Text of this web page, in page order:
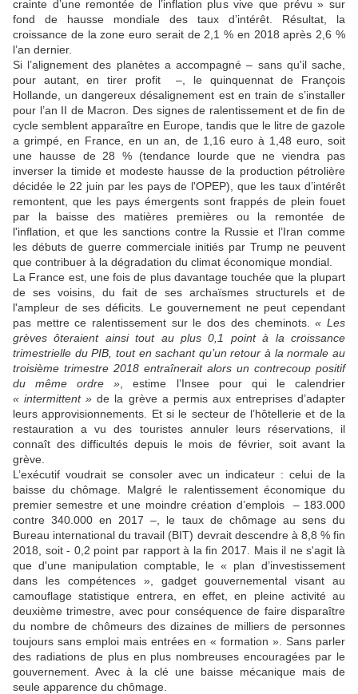
crainte d’une remontée de l’inflation plus vive que prévu » sur
fond de hausse mondiale des taux d’intérêt. Résultat, la
croissance de la zone euro serait de 2,1 % en 2018 après 2,6 %
l’an dernier.
Si l’alignement des planètes a accompagné – sans qu'il sache,
pour autant, en tirer profit –, le quinquennat de François
Hollande, un dangereux désalignement est en train de s’installer
pour l’an II de Macron. Des signes de ralentissement et de fin de
cycle semblent apparaître en Europe, tandis que le litre de gazole
a grimpé, en France, en un an, de 1,16 euro à 1,48 euro, soit
une hausse de 28 % (tendance lourde que ne viendra pas
inverser la timide et modeste hausse de la production pétrolière
décidée le 22 juin par les pays de l'OPEP), que les taux d’intérêt
remontent, que les pays émergents sont frappés de plein fouet
par la baisse des matières premières ou la remontée de
l'inflation, et que les sanctions contre la Russie et l’Iran comme
les débuts de guerre commerciale initiés par Trump ne peuvent
que contribuer à la dégradation du climat économique mondial.
La France est, une fois de plus davantage touchée que la plupart
de ses voisins, du fait de ses archaïsmes structurels et de
l'ampleur de ses déficits. Le gouvernement ne peut cependant
pas mettre ce ralentissement sur le dos des cheminots.« Les
grèves ôteraient ainsi tout au plus 0,1 point à la croissance
trimestrielle du PIB, tout en sachant qu’un retour à la normale au
troisième trimestre 2018 entraînerait alors un contrecoup positif
du même ordre » , estime l’Insee pour qui le calendrier
« intermittent » de la grève a permis aux entreprises d’adapter
leurs approvisionnements. Et si le secteur de l’hôtellerie et de la
restauration a vu des touristes annuler leurs réservations, il
connaît des difficultés depuis le mois de février, soit avant la
grève.
L’exécutif voudrait se consoler avec un indicateur : celui de la
baisse du chômage. Malgré le ralentissement économique du
premier semestre et une moindre création d’emplois – 183.000
contre 340.000 en 2017 –, le taux de chômage au sens du
Bureau international du travail (BIT) devrait descendre à 8,8 % fin
2018, soit - 0,2 point par rapport à la fin 2017. Mais il ne s'agit là
que d'une manipulation comptable, le « plan d’investissement
dans les compétences », gadget gouvernemental visant au
camouflage statistique entrera, en effet, en pleine activité au
deuxième trimestre, avec pour conséquence de faire disparaître
du nombre de chômeurs des dizaines de milliers de personnes
toujours sans emploi mais entrées en « formation ». Sans parler
des radiations de plus en plus nombreuses encouragées par le
gouvernement. Avec à la clé une baisse mécanique mais de
seule apparence du chômage.